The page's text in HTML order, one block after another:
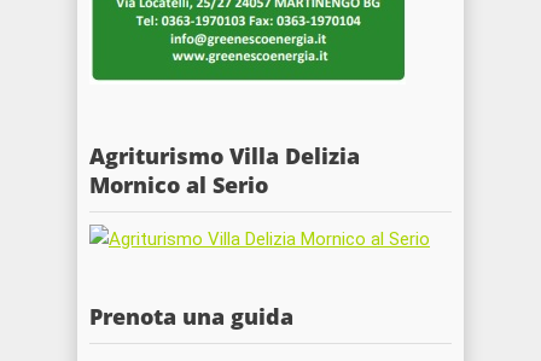
Agriturismo Villa Delizia
Mornico al Serio
Prenota una guida